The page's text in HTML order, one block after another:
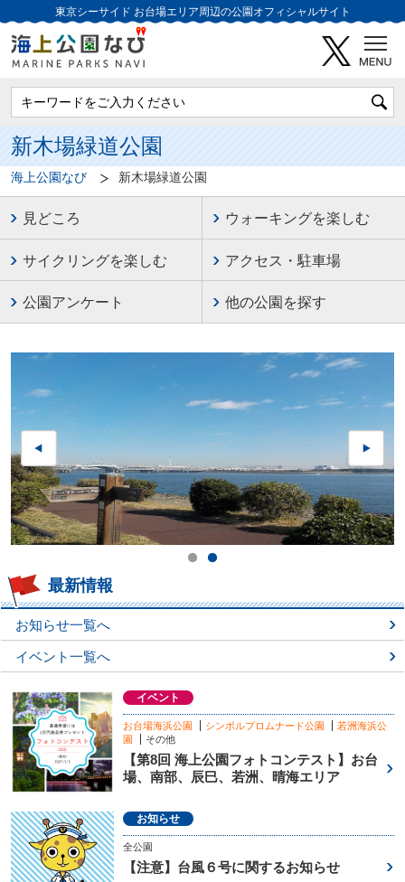
東京シーサイド お台場エリア周辺の公園オフィシャルサイト
新木場緑道公園
海上公園なび 新木場緑道公園
見どころ ウォーキングを楽しむ
サイクリングを楽しむ アクセス・駐車場
公園アンケート 他の公園を探す
最新情報
お知らせ一覧へ
イベント一覧へ
イベント
お台場海浜公園 シンボルプロムナード公園
若洲海浜公
園
その他
【第8回 海上公園フォトコンテスト】お台
場、南部、辰巳、若洲、晴海エリア
お知らせ
全公園
【注意】台風６号に関するお知らせ